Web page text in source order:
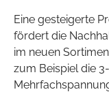
Eine gesteigerte
fördert die
im neuen
zum Beispiel die